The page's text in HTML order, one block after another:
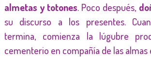
almetas y totones. Poco después,
su discurso a los presentes.
termina, comienza la lúgubre
cementerio en compañía de las almas